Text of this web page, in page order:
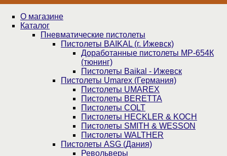
О магазине
Каталог
Пнев­ма­ти­чес­кие пистолеты
Пистолеты BAIKAL (г. Ижевск)
Доработанные пистолеты МР-654К
(тюнинг)
Пистолеты Baikal - Ижевск
Пистолеты Umarex (Германия)
Пистолеты UMAREX
Пистолеты BERETTA
Пистолеты COLT
Пистолеты HECKLER & KOCH
Пистолеты SMITH & WESSON
Пистолеты WALTHER
Пистолеты ASG (Дания)
Револьверы